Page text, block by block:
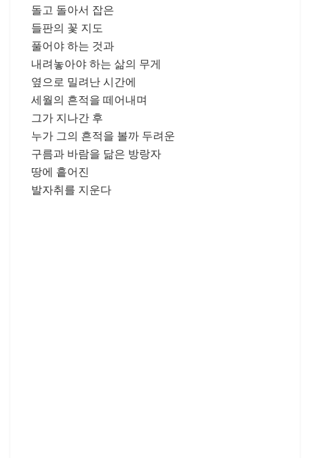
돌고 돌아서 잡은
들판의 꽃 지도
풀어야 하는 것과
내려놓아야 하는 삶의 무게
옆으로 밀려난 시간에
세월의 흔적을 떼어내며
그가 지나간 후
누가 그의 흔적을 볼까 두려운
구름과 바람을 닮은 방랑자
땅에 흩어진
발자취를 지운다